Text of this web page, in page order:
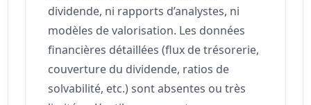
dividende, ni rapports d’analystes, ni
modèles de valorisation. Les données
financières détaillées (flux de trésorerie,
couverture du dividende, ratios de
solvabilité, etc.) sont absentes ou très